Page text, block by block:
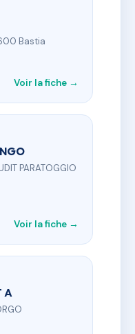
Bastia
Voir la fiche →
PARATOGGIO
Voir la fiche →
A